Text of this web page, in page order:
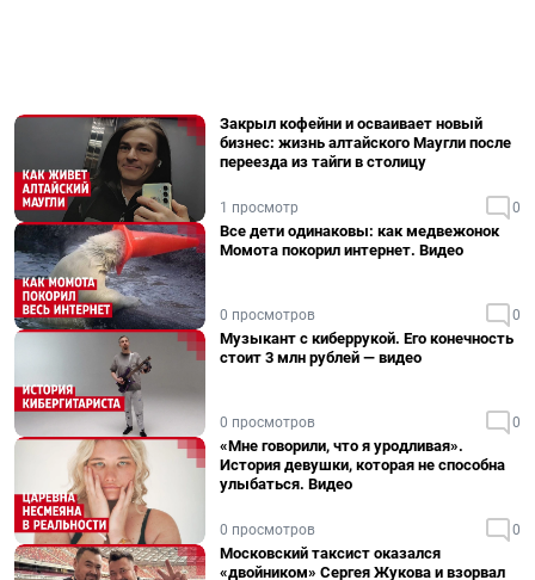
Закрыл кофейни и осваивает новый
бизнес: жизнь алтайского Маугли после
переезда из тайги в столицу
1 просмотр 0
Все дети одинаковы: как медвежонок
Момота покорил интернет. Видео
0 просмотров 0
Музыкант с киберрукой. Его конечность
стоит 3 млн рублей — видео
0 просмотров 0
«Мне говорили, что я уродливая».
История девушки, которая не способна
улыбаться. Видео
0 просмотров 0
Московский таксист оказался
«двойником» Сергея Жукова и взорвал